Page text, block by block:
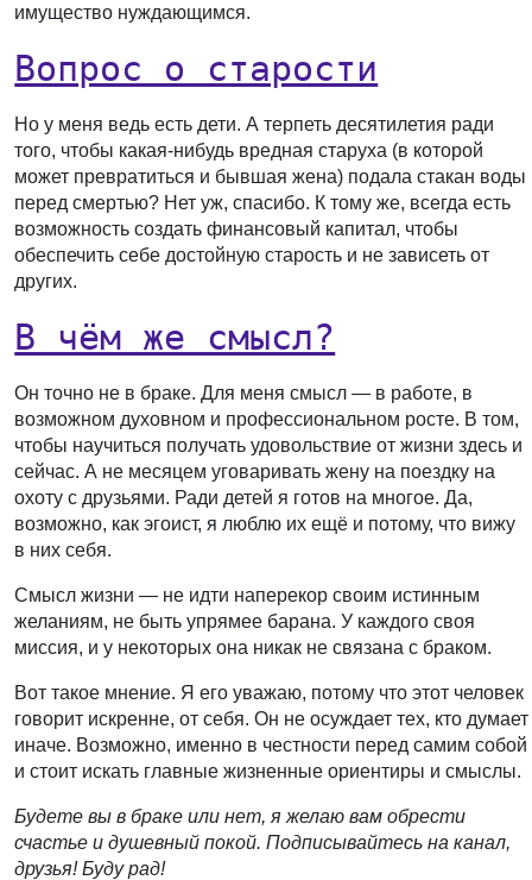
имущество нуждающимся.
Вопрос о старости
Но у меня ведь есть дети. А терпеть десятилетия ради
того, чтобы какая-нибудь вредная старуха (в которой
может превратиться и бывшая жена) подала стакан воды
перед смертью? Нет уж, спасибо. К тому же, всегда есть
возможность создать финансовый капитал, чтобы
обеспечить себе достойную старость и не зависеть от
других.
В чём же смысл?
Он точно не в браке. Для меня смысл — в работе, в
возможном духовном и профессиональном росте. В том,
чтобы научиться получать удовольствие от жизни здесь и
сейчас. А не месяцем уговаривать жену на поездку на
охоту с друзьями. Ради детей я готов на многое. Да,
возможно, как эгоист, я люблю их ещё и потому, что вижу
в них себя.
Смысл жизни — не идти наперекор своим истинным
желаниям, не быть упрямее барана. У каждого своя
миссия, и у некоторых она никак не связана с браком.
Вот такое мнение. Я его уважаю, потому что этот человек
говорит искренне, от себя. Он не осуждает тех, кто думает
иначе. Возможно, именно в честности перед самим собой
и стоит искать главные жизненные ориентиры и смыслы.
Будете вы в браке или нет, я желаю вам обрести
счастье и душевный покой. Подписывайтесь на канал,
друзья! Буду рад!